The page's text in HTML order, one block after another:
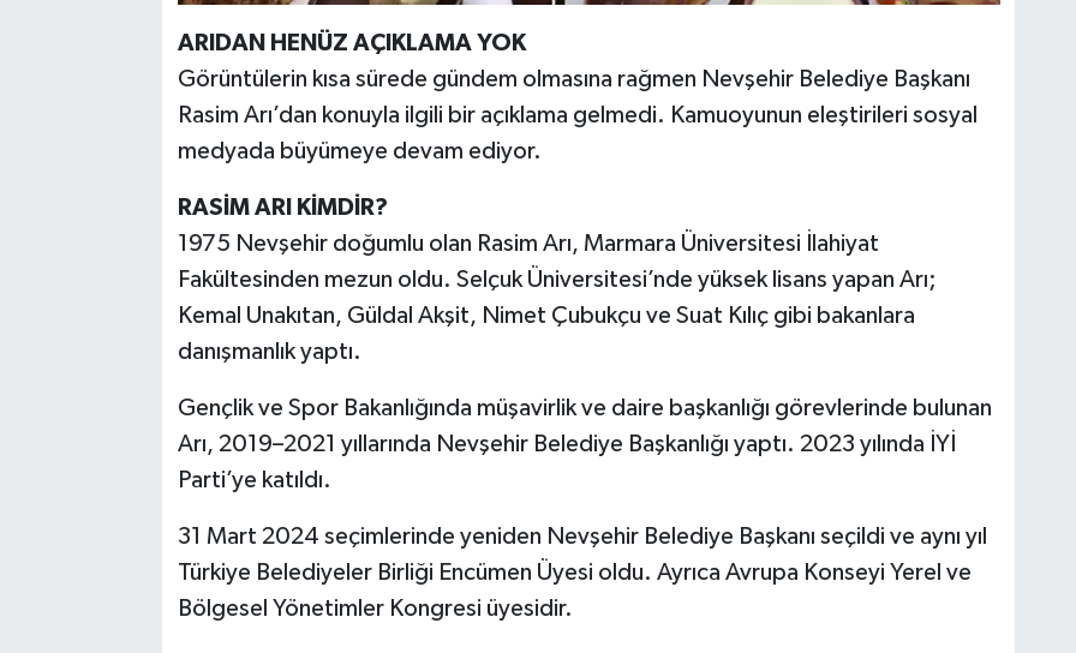
ARIDAN HENÜZ AÇIKLAMA YOK
Görüntülerin kısa sürede gündem olmasına rağmen Nevşehir Belediye Başkanı
Rasim Arı’dan konuyla ilgili bir açıklama gelmedi. Kamuoyunun eleştirileri sosyal
medyada büyümeye devam ediyor.
RASİM ARI KİMDİR?
1975 Nevşehir doğumlu olan Rasim Arı, Marmara Üniversitesi İlahiyat
Fakültesinden mezun oldu. Selçuk Üniversitesi’nde yüksek lisans yapan Arı;
Kemal Unakıtan, Güldal Akşit, Nimet Çubukçu ve Suat Kılıç gibi bakanlara
danışmanlık yaptı.
Gençlik ve Spor Bakanlığında müşavirlik ve daire başkanlığı görevlerinde bulunan
Arı, 2019–2021 yıllarında Nevşehir Belediye Başkanlığı yaptı. 2023 yılında İYİ
Parti’ye katıldı.
31 Mart 2024 seçimlerinde yeniden Nevşehir Belediye Başkanı seçildi ve aynı yıl
Türkiye Belediyeler Birliği Encümen Üyesi oldu. Ayrıca Avrupa Konseyi Yerel ve
Bölgesel Yönetimler Kongresi üyesidir.